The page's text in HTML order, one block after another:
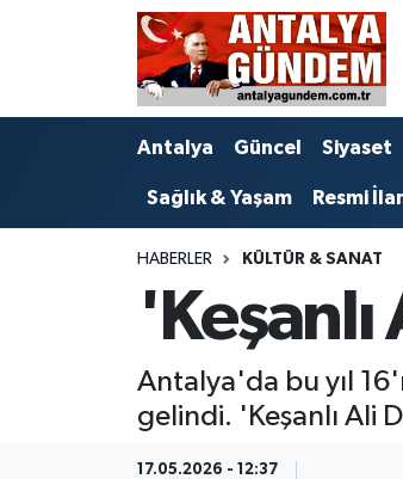
Antalya Güncel Siyaset
Sağlık & Yaşam Resmi
HABERLER KÜLTÜR & SANAT
'Keşanlı
Antalya'da bu yıl
gelindi. 'Keşanlı Ali
17.05.2026 - 12:37
Antalya
Bilim & Teknoloji
Ekonomi
Antalya Nöbetçi Eczaneler
Antalya Hava Durumu
Antalya Namaz Vakitleri
Süper Lig Puan Durumu ve Fikstür
Tüm Manşetler